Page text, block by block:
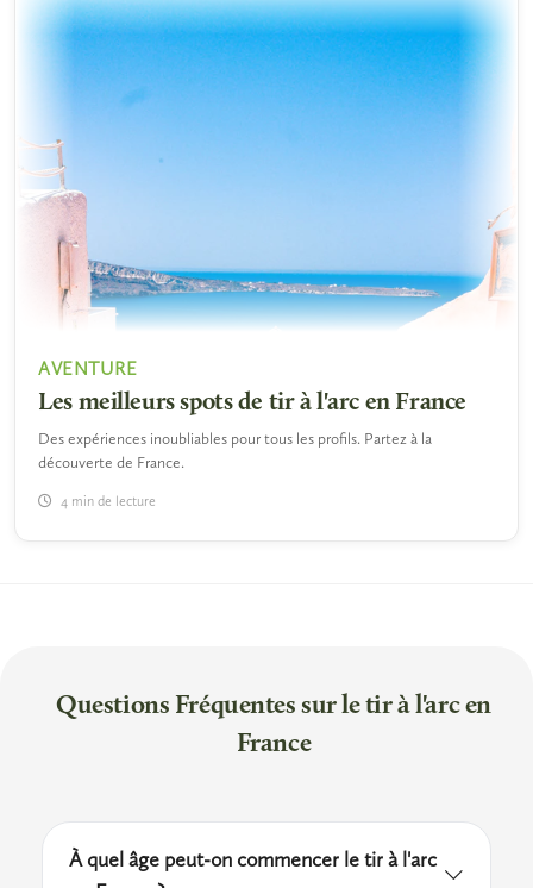
AVENTURE
Les meilleurs spots de tir à l'arc en France
Des expériences inoubliables pour tous les profils. Partez à la
découverte de France.
4 min de lecture
Questions Fréquentes sur le tir à l'arc en
France
À quel âge peut-on commencer le tir à l'arc